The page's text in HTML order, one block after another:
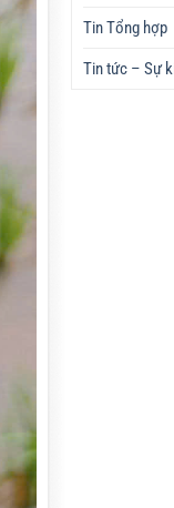
Tin Tổng hợp
Tin tức – Sự